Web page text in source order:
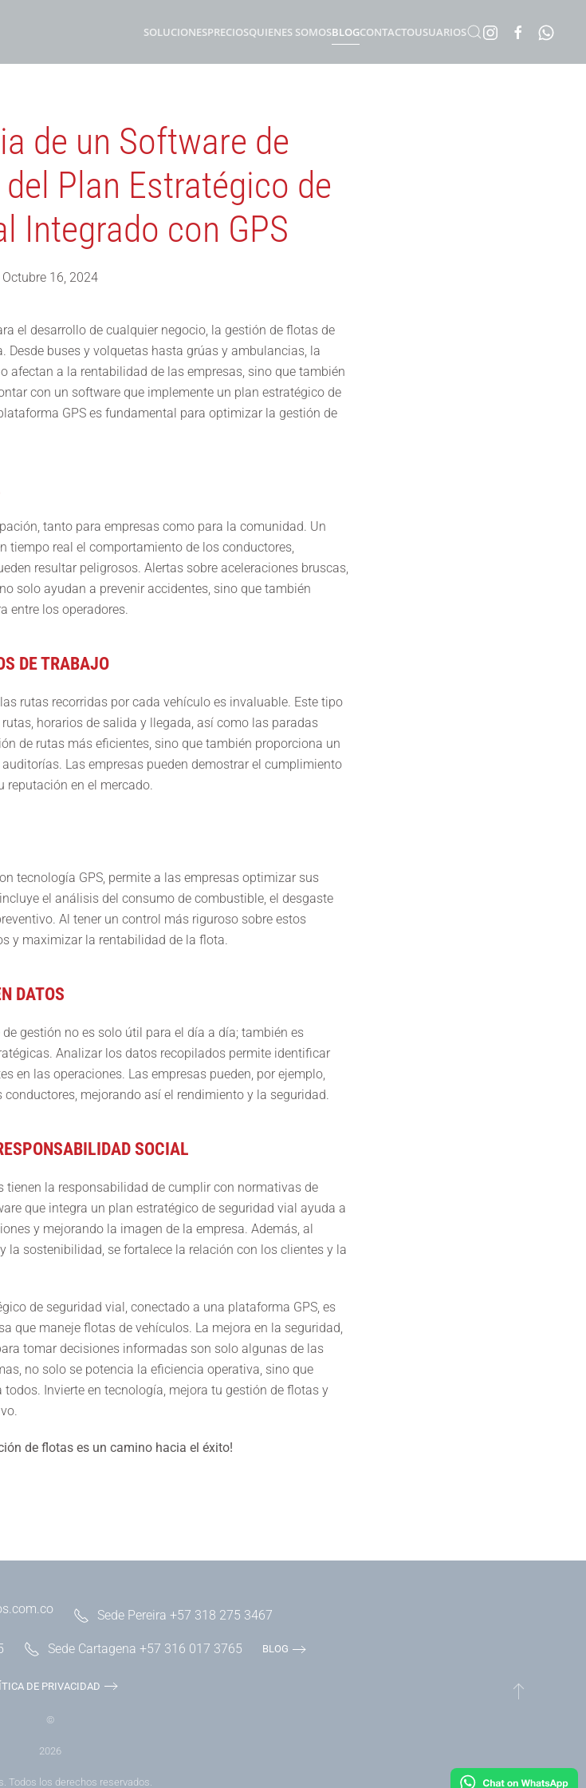
SOLUCIONESPRECIOSQUIENES SOMOSBLOGCONTACTOUSUARIOS
de un Software de
Plan Estratégico de
Integrado con GPS
Octubre 16, 2024
el desarrollo de cualquier negocio, la gestión de flotas de
buses y volquetas hasta grúas y ambulancias, la
afectan a la rentabilidad de las empresas, sino que también
con un software que implemente un plan estratégico de
GPS es fundamental para optimizar la gestión de
tanto para empresas como para la comunidad. Un
tiempo real el comportamiento de los conductores,
resultar peligrosos. Alertas sobre aceleraciones bruscas,
solo ayudan a prevenir accidentes, sino que también
entre los operadores.
DE TRABAJO
rutas recorridas por cada vehículo es invaluable. Este tipo
horarios de salida y llegada, así como las paradas
de rutas más eficientes, sino que también proporciona un
Las empresas pueden demostrar el cumplimiento
reputación en el mercado.
tecnología GPS, permite a las empresas optimizar sus
el análisis del consumo de combustible, el desgaste
Al tener un control más riguroso sobre estos
y maximizar la rentabilidad de la flota.
DATOS
gestión no es solo útil para el día a día; también es
Analizar los datos recopilados permite identificar
en las operaciones. Las empresas pueden, por ejemplo,
mejorando así el rendimiento y la seguridad.
SOCIAL
tienen la responsabilidad de cumplir con normativas de
que integra un plan estratégico de seguridad vial ayuda a
y mejorando la imagen de la empresa. Además, al
la sostenibilidad, se fortalece la relación con los clientes y la
de seguridad vial, conectado a una plataforma GPS, es
que maneje flotas de vehículos. La mejora en la seguridad,
tomar decisiones informadas son solo algunas de las
no solo se potencia la eficiencia operativa, sino que
Invierte en tecnología, mejora tu gestión de flotas y
de flotas es un camino hacia el éxito!
Sede Pereira +57 318 275 3467
Sede Cartagena +57 316 017 3765 BLOG
DE PRIVACIDAD
©
2026
Todos los derechos reservados.